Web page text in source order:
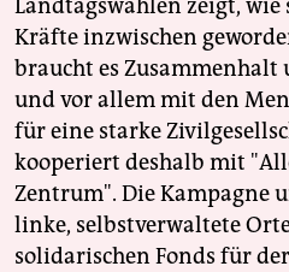
Landtagswahlen zeigt,
Kräfte inzwischen
braucht es Zusammenhalt
und vor allem mit den
für eine starke
kooperiert deshalb mit
Zentrum". Die Kampagne
linke, selbstverwaltete
solidarischen Fonds für